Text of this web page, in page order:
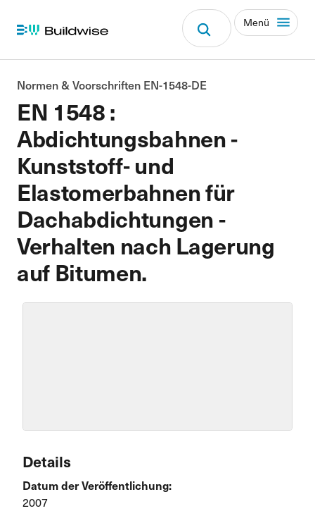
Menü
EN 1548 :
Abdichtungsbahnen -
Kunststoff- und
Elastomerbahnen für
Dachabdichtungen -
Verhalten nach Lagerung
auf Bitumen.
Normen & Voorschriften EN-1548-DE
Details
Datum der Veröffentlichung:
2007